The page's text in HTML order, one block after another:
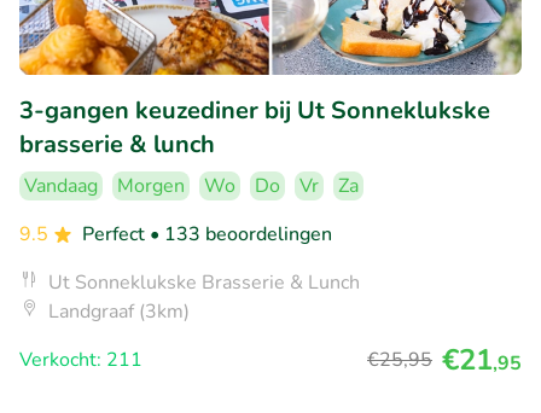
3-gangen keuzediner bij Ut Sonneklukske
brasserie & lunch
Vandaag Morgen Wo Do Vr
Za
9.5
Perfect • 133 beoordelingen
Ut Sonneklukske Brasserie & Lunch
Landgraaf (3km)
Verkocht: 211
€25,95 €21,95